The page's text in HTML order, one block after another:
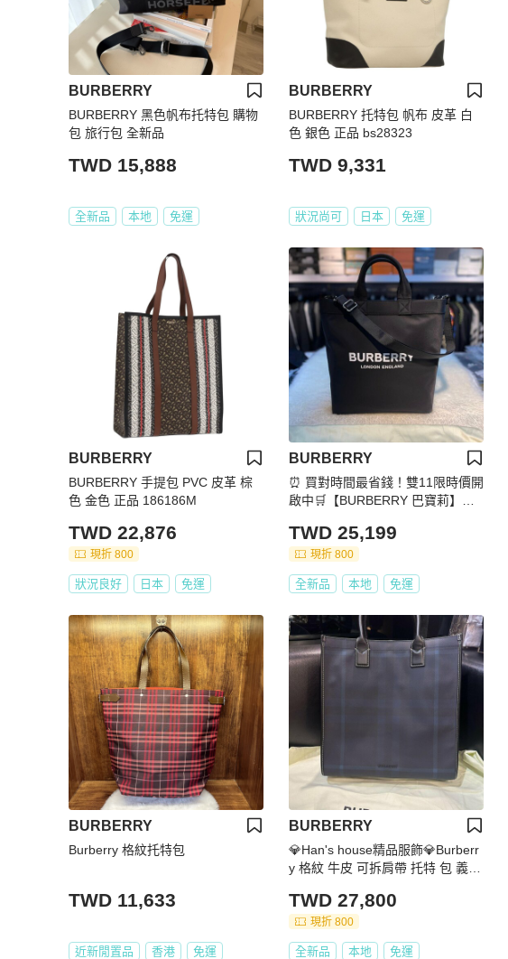
BURBERRY
BURBERRY 黑色帆布托特包 購物
包 旅行包 全新品
TWD 15,888
全新品 本地 免運
BURBERRY
BURBERRY 托特包 帆布 皮革 白
色 銀色 正品 bs28323
TWD 9,331
狀況尚可 日本 免運
BURBERRY
BURBERRY 手提包 PVC 皮革 棕
色 金色 正品 186186M
TWD 22,876
現折 800
狀況良好 日本 免運
BURBERRY
⏰ 買對時間最省錢！雙11限時價開
啟中🛒【BURBERRY 巴寶莉】經
前須先私訊)
TWD 25,199
現折 800
全新品 本地 免運
BURBERRY
Burberry 格紋托特包
TWD 11,633
近新閒置品 香港 免運
BURBERRY
💎Han's house精品服飾💎Burberr
y 格紋 牛皮 可拆肩帶 托特 包 義大
TWD 27,800
現折 800
全新品 本地 免運